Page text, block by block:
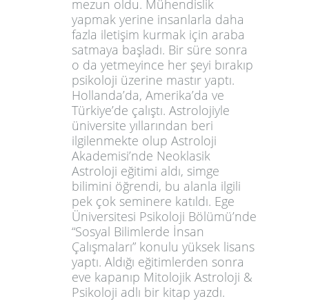
mezun oldu. Mühendislik
yapmak yerine insanlarla daha
fazla iletişim kurmak için araba
satmaya başladı. Bir süre sonra
o da yetmeyince her şeyi bırakıp
psikoloji üzerine mastır yaptı.
Hollanda’da, Amerika’da ve
Türkiye’de çalıştı. Astrolojiyle
üniversite yıllarından beri
ilgilenmekte olup Astroloji
Akademisi’nde Neoklasik
Astroloji eğitimi aldı, simge
bilimini öğrendi, bu alanla ilgili
pek çok seminere katıldı. Ege
Üniversitesi Psikoloji Bölümü’nde
“Sosyal Bilimlerde İnsan
Çalışmaları” konulu yüksek lisans
yaptı. Aldığı eğitimlerden sonra
eve kapanıp Mitolojik Astroloji &
Psikoloji adlı bir kitap yazdı.